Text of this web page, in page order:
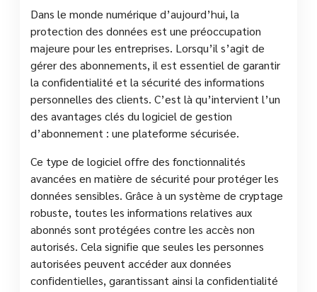
Dans le monde numérique d’aujourd’hui, la
protection des données est une préoccupation
majeure pour les entreprises. Lorsqu’il s’agit de
gérer des abonnements, il est essentiel de garantir
la confidentialité et la sécurité des informations
personnelles des clients. C’est là qu’intervient l’un
des avantages clés du logiciel de gestion
d’abonnement : une plateforme sécurisée.
Ce type de logiciel offre des fonctionnalités
avancées en matière de sécurité pour protéger les
données sensibles. Grâce à un système de cryptage
robuste, toutes les informations relatives aux
abonnés sont protégées contre les accès non
autorisés. Cela signifie que seules les personnes
autorisées peuvent accéder aux données
confidentielles, garantissant ainsi la confidentialité